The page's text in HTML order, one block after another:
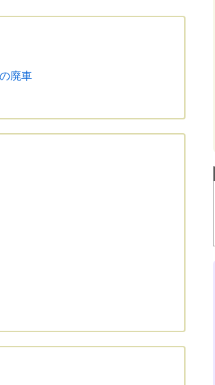
廃車